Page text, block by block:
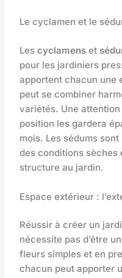
Le cyclamen et le
Lescyclamens et
pour les jardiniers
apportent chacun une
peut se combiner
variétés. Une
position les gardera
mois. Les sédums
des conditions sèches
structure au jardin.
Espace extérieur :
Réussir à créer un
nécessite pas d’être
fleurs simples et en
chacun peut apporter